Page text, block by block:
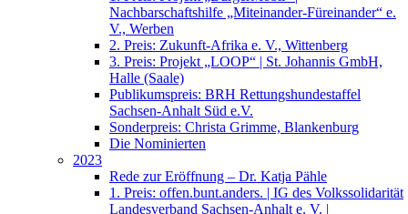
Nachbarschaftshilfe „Miteinander-Füreinander“ e.
V., Werben
2. Preis: Zukunft-Afrika e. V., Wittenberg
3. Preis: Projekt „LOOP“ | St. Johannis GmbH,
Halle (Saale)
Publikumspreis: BRH Rettungshundestaffel
Sachsen-Anhalt Süd e.V.
Sonderpreis: Christa Grimme, Blankenburg
Die Nominierten
2023
Rede zur Eröffnung – Dr. Katja Pähle
1. Preis: offen.bunt.anders. | IG des Volkssolidarität
Landesverband Sachsen-Anhalt e. V. |